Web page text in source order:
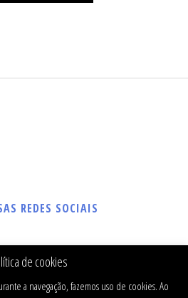
REDES SOCIAIS
de cookies
a navegação, fazemos uso de cookies. Ao